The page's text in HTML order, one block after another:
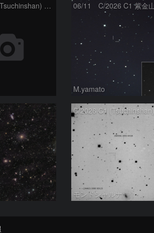
C/2026 C1 (Tsuchinshan) の変化
M.yamato
C/2026 C1 (Tsuchinshan)
モンドシャルナ